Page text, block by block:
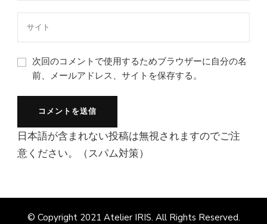
次回のコメントで使用するためブラウザーに自分の名
前、メールアドレス、サイトを保存する。
日本語が含まれない投稿は無視されますのでご注
意ください。（スパム対策）
© Copyright 2021 Atelier IRIS. All Rights Reserved.